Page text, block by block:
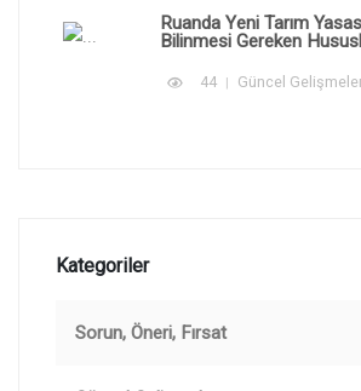
Ruanda Yeni Tarım
Bilinmesi Gereken
44 Güncel
Kategoriler
Sorun, Öneri, Fırsat